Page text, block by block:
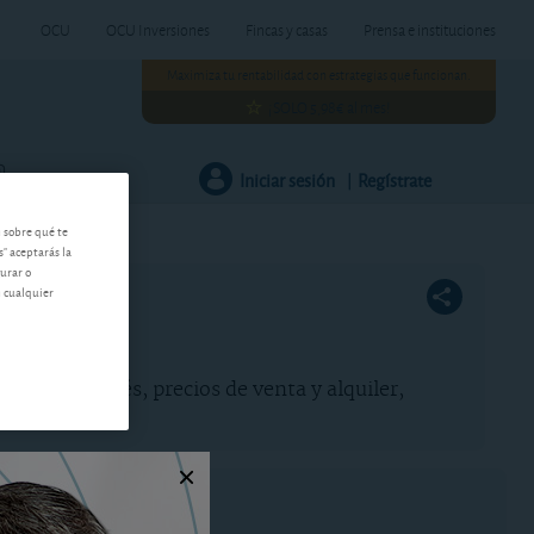
OCU OCU Inversiones Fincas y casas Prensa e instituciones
Herramientas
Maximiza tu rentabilidad con estrategias que funcionan.
Iniciar sesión | Regístrate
de Leganés, precios de venta y alquiler,
qué te
aceptarás la
o
cualquier